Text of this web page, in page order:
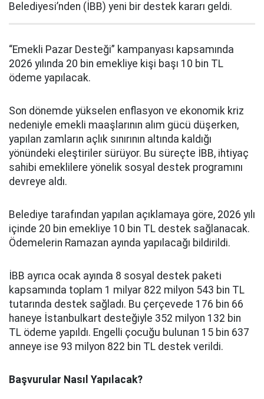
Belediyesi’nden (İBB) yeni bir destek kararı geldi.
“Emekli Pazar Desteği” kampanyası kapsamında
2026 yılında 20 bin emekliye kişi başı 10 bin TL
ödeme yapılacak.
Son dönemde yükselen enflasyon ve ekonomik kriz
nedeniyle emekli maaşlarının alım gücü düşerken,
yapılan zamların açlık sınırının altında kaldığı
yönündeki eleştiriler sürüyor. Bu süreçte İBB, ihtiyaç
sahibi emeklilere yönelik sosyal destek programını
devreye aldı.
Belediye tarafından yapılan açıklamaya göre, 2026 yılı
içinde 20 bin emekliye 10 bin TL destek sağlanacak.
Ödemelerin Ramazan ayında yapılacağı bildirildi.
İBB ayrıca ocak ayında 8 sosyal destek paketi
kapsamında toplam 1 milyar 822 milyon 543 bin TL
tutarında destek sağladı. Bu çerçevede 176 bin 66
haneye İstanbulkart desteğiyle 352 milyon 132 bin
TL ödeme yapıldı. Engelli çocuğu bulunan 15 bin 637
anneye ise 93 milyon 822 bin TL destek verildi.
Başvurular Nasıl Yapılacak?